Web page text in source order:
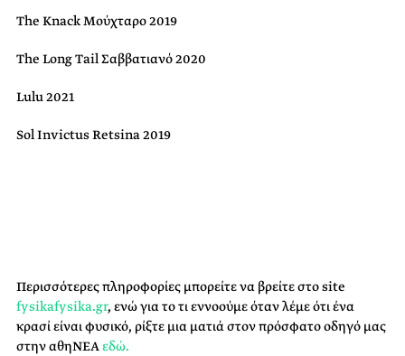
The Knack Μούχταρο 2019
The Long Tail Σαββατιανό 2020
Lulu 2021
Sol Invictus Retsina 2019
Περισσότερες πληροφορίες μπορείτε να βρείτε στο site
fysikafysika.gr, ενώ για το τι εννοούμε όταν λέμε ότι ένα
κρασί είναι φυσικό, ρίξτε μια ματιά στον πρόσφατο οδηγό μας
στηναθηΝΕΑεδώ.